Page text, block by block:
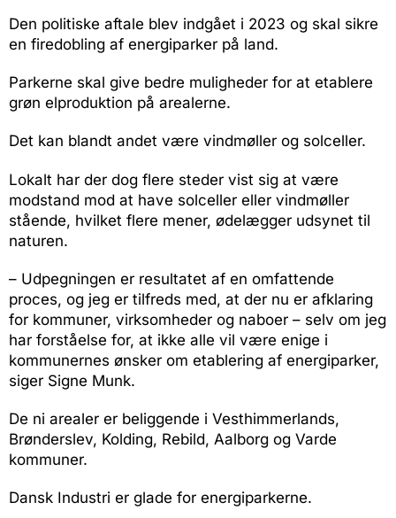
Den politiske aftale blev indgået i 2023 og skal sikre
en firedobling af energiparker på land.
Parkerne skal give bedre muligheder for at etablere
grøn elproduktion på arealerne.
Det kan blandt andet være vindmøller og solceller.
Lokalt har der dog flere steder vist sig at være
modstand mod at have solceller eller vindmøller
stående, hvilket flere mener, ødelægger udsynet til
naturen.
– Udpegningen er resultatet af en omfattende
proces, og jeg er tilfreds med, at der nu er afklaring
for kommuner, virksomheder og naboer – selv om jeg
har forståelse for, at ikke alle vil være enige i
kommunernes ønsker om etablering af energiparker,
siger Signe Munk.
De ni arealer er beliggende i Vesthimmerlands,
Brønderslev, Kolding, Rebild, Aalborg og Varde
kommuner.
Dansk Industri er glade for energiparkerne.